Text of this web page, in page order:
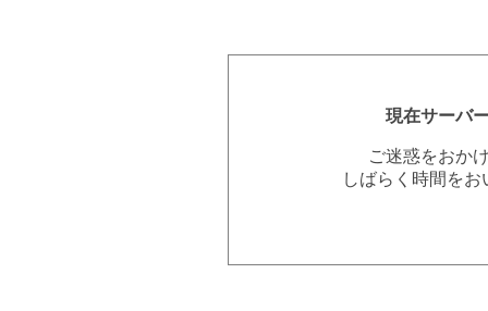
現在サーバ
ご迷惑をおか
しばらく時間を